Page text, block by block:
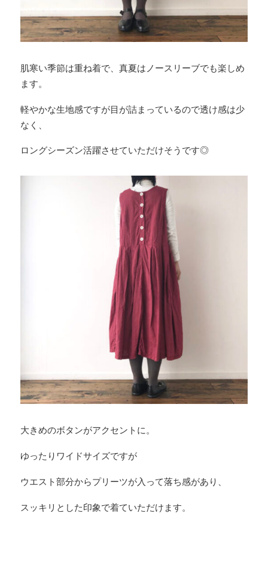
肌寒い季節は重ね着で、真夏はノースリーブでも楽しめ
ます。
軽やかな生地感ですが目が詰まっているので透け感は少
なく、
ロングシーズン活躍させていただけそうです◎
大きめのボタンがアクセントに。
ゆったりワイドサイズですが
ウエスト部分からプリーツが入って落ち感があり、
スッキリとした印象で着ていただけます。